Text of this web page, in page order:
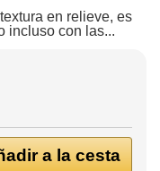
en relieve, es
incluso con las...
a la cesta